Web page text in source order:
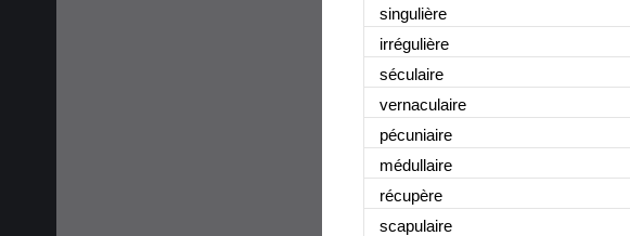
singulière
irrégulière
séculaire
vernaculaire
pécuniaire
médullaire
récupère
scapulaire